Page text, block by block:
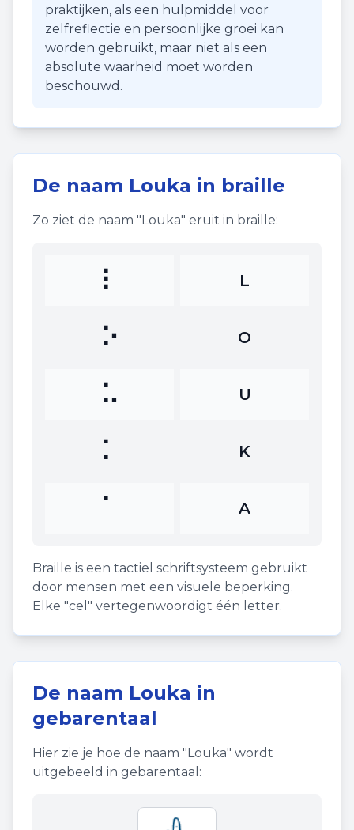
praktijken, als een hulpmiddel voor
zelfreflectie en persoonlijke groei kan
worden gebruikt, maar niet als een
absolute waarheid moet worden
beschouwd.
De naam Louka in braille
Zo ziet de naam "Louka" eruit in braille:
⠇ L
⠕ O
⠥ U
⠅ K
⠁ A
Braille is een tactiel schriftsysteem gebruikt
door mensen met een visuele beperking.
Elke "cel" vertegenwoordigt één letter.
De naam Louka in
gebarentaal
Hier zie je hoe de naam "Louka" wordt
uitgebeeld in gebarentaal: